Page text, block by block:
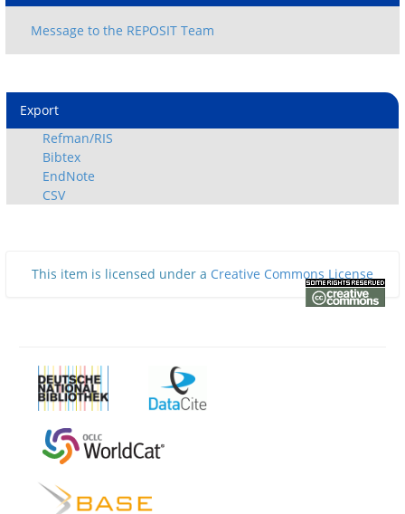
Export
Refman/RIS
Bibtex
EndNote
CSV
This item is licensed under a Creative Commons License